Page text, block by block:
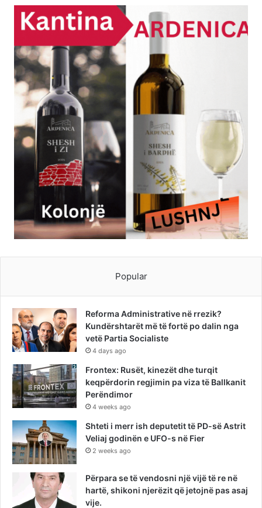
Popular
Reforma Administrative në rrezik?
Kundërshtarët më të fortë po dalin nga
vetë Partia Socialiste
4 days ago
Frontex: Rusët, kinezët dhe turqit
keqpërdorin regjimin pa viza të Ballkanit
Perëndimor
4 weeks ago
Shteti i merr ish deputetit të PD-së Astrit
Veliaj godinën e UFO-s në Fier
2 weeks ago
Përpara se të vendosni një vijë të re në
hartë, shikoni njerëzit që jetojnë pas asaj
vije.